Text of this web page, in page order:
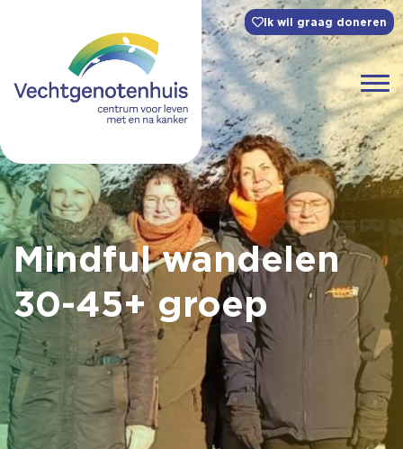
Ik wil graag doneren
Mindful wandelen
30-45+ groep